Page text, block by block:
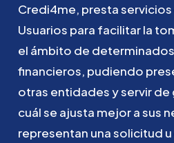
Credi4me, prestaservicios
Usuarios para facilitarla
el ámbito de determinados
financieros, pudiendo
otras entidadesyservirde
cuálse ajusta mejorasus
representan unasolicitud u